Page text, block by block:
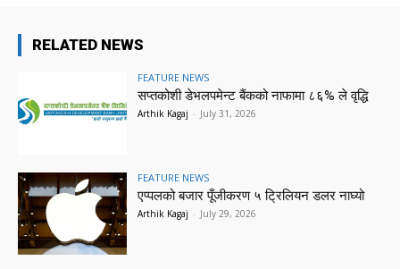
RELATED NEWS
FEATURE NEWS
सप्तकोशी डेभलपमेन्ट बैंकको नाफामा ८६% ले वृद्धि
Arthik Kagaj - July 31, 2026
FEATURE NEWS
एप्पलको बजार पूँजीकरण ५ ट्रिलियन डलर नाघ्यो
Arthik Kagaj - July 29, 2026